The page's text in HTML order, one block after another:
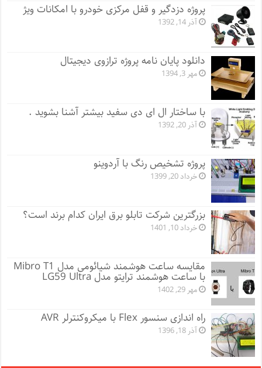
پروژه دزدگیر و قفل مرکزی خودرو با امکانات ویژ
آذر 14, 1392
دانلود پایان نامه پروژه ترازوی دیجیتال
مهر 3, 1394
با ساختار ال ای دی سفید بیشتر آشنا بشوید .
آذر 20, 1392
پروژه تشخیص رنگ با آردوینو
خرداد 20, 1399
بزرگترین شرکت تابلو برق ایران کدام برند است؟
خرداد 10, 1401
مقایسه ساعت هوشمند شیائومی مدل Mibro T1
با ساعت هوشمند ترایتو مدل LG59 Ultra
مهر 29, 1402
راه اندازی سنسور Flex با میکروکنترلر AVR
آذر 18, 1396